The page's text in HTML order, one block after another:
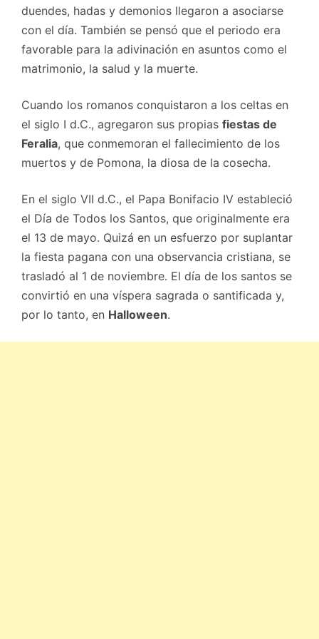
duendes, hadas y demonios llegaron a asociarse
con el día. También se pensó que el periodo era
favorable para la adivinación en asuntos como el
matrimonio, la salud y la muerte.
Cuando los romanos conquistaron a los celtas en
el siglo I d.C., agregaron sus propias fiestas de
Feralia, que conmemoran el fallecimiento de los
muertos y de Pomona, la diosa de la cosecha.
En el siglo VII d.C., el Papa Bonifacio IV estableció
el Día de Todos los Santos, que originalmente era
el 13 de mayo. Quizá en un esfuerzo por suplantar
la fiesta pagana con una observancia cristiana, se
trasladó al 1 de noviembre. El día de los santos se
convirtió en una víspera sagrada o santificada y,
por lo tanto, en Halloween.